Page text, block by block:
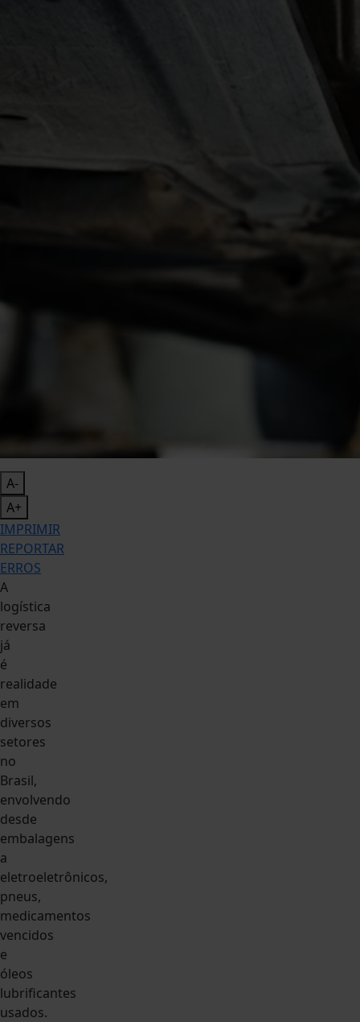
A-
A+
IMPRIMIR
REPORTAR
ERROS
A
logística
reversa
já
é
realidade
em
diversos
setores
no
Brasil,
envolvendo
desde
embalagens
a
eletroeletrônicos,
pneus,
medicamentos
vencidos
e
óleos
lubrificantes
usados.